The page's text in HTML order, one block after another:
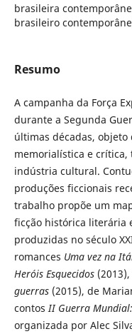
brasileira
brasileiro
Resumo
A campanha da Força
durante a Segunda
últimas décadas,
memorialística e
indústria cultural.
produções ficcionais
trabalho propõe um
ficção histórica literária
produzidas no século
romances Uma vez na
Heróis Esquecidos
guerras(2015), de
contosII Guerra
organizada por Alec